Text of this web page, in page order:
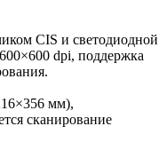
CIS и светодиодной
dpi, поддержка
мм),
сканирование